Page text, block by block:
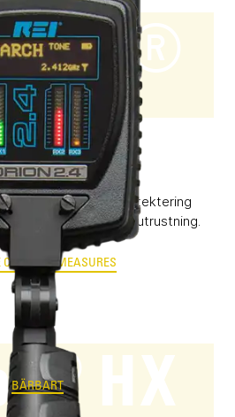
BÄRBART
radiomottagare för detektering
och olaglig sändarutrustning.
MEASURES
HX
BÄRBART